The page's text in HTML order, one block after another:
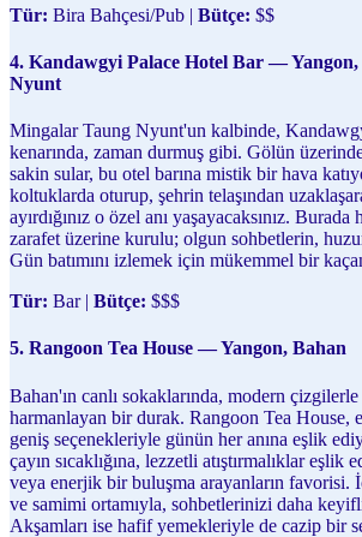
Tür: Bira Bahçesi/Pub | Bütçe: $$
4. Kandawgyi Palace Hotel Bar —
Nyunt
Mingalar Taung Nyunt'un kalbinde,
kenarında, zaman durmuş gibi. Gölün
sakin sular, bu otel barına mistik bir hava
koltuklarda oturup, şehrin telaşından
ayırdığınız o özel anı yaşayacaksınız.
zarafet üzerine kurulu; olgun sohbetlerin,
Gün batımını izlemek için mükemmel bir
Tür: Bar | Bütçe: $$$
5. Rangoon Tea House — Yangon, Bahan
Bahan'ın canlı sokaklarında, modern
harmanlayan bir durak. Rangoon Tea House,
geniş seçenekleriyle günün her anına eşlik
çayın sıcaklığına, lezzetli atıştırmalıklar
veya enerjik bir buluşma arayanların favorisi.
ve samimi ortamıyla, sohbetlerinizi daha
Akşamları ise hafif yemekleriyle de cazip bir